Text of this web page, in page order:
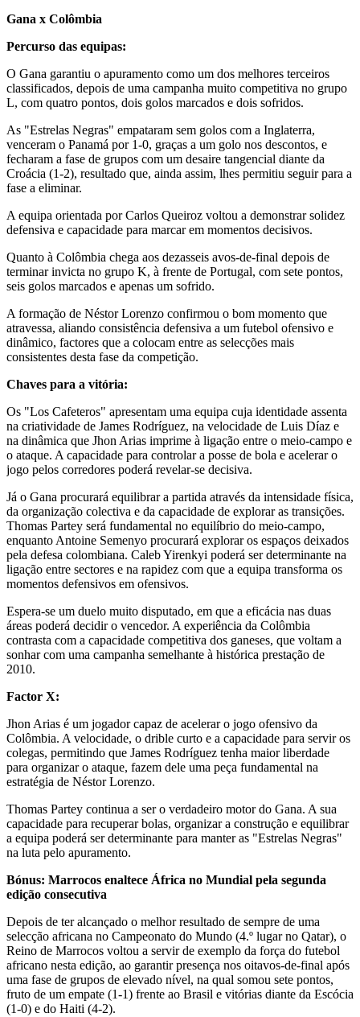
Gana x Colômbia
Percurso das equipas:
O Gana garantiu o apuramento como um dos melhores terceiros
classificados, depois de uma campanha muito competitiva no grupo
L, com quatro pontos, dois golos marcados e dois sofridos.
As "Estrelas Negras" empataram sem golos com a Inglaterra,
venceram o Panamá por 1-0, graças a um golo nos descontos, e
fecharam a fase de grupos com um desaire tangencial diante da
Croácia (1-2), resultado que, ainda assim, lhes permitiu seguir para a
fase a eliminar.
A equipa orientada por Carlos Queiroz voltou a demonstrar solidez
defensiva e capacidade para marcar em momentos decisivos.
Quanto à Colômbia chega aos dezasseis avos-de-final depois de
terminar invicta no grupo K, à frente de Portugal, com sete pontos,
seis golos marcados e apenas um sofrido.
A formação de Néstor Lorenzo confirmou o bom momento que
atravessa, aliando consistência defensiva a um futebol ofensivo e
dinâmico, factores que a colocam entre as selecções mais
consistentes desta fase da competição.
Chaves para a vitória:
Os "Los Cafeteros" apresentam uma equipa cuja identidade assenta
na criatividade de James Rodríguez, na velocidade de Luis Díaz e
na dinâmica que Jhon Arias imprime à ligação entre o meio-campo e
o ataque. A capacidade para controlar a posse de bola e acelerar o
jogo pelos corredores poderá revelar-se decisiva.
Já o Gana procurará equilibrar a partida através da intensidade física,
da organização colectiva e da capacidade de explorar as transições.
Thomas Partey será fundamental no equilíbrio do meio-campo,
enquanto Antoine Semenyo procurará explorar os espaços deixados
pela defesa colombiana. Caleb Yirenkyi poderá ser determinante na
ligação entre sectores e na rapidez com que a equipa transforma os
momentos defensivos em ofensivos.
Espera-se um duelo muito disputado, em que a eficácia nas duas
áreas poderá decidir o vencedor. A experiência da Colômbia
contrasta com a capacidade competitiva dos ganeses, que voltam a
sonhar com uma campanha semelhante à histórica prestação de
2010.
Factor X:
Jhon Arias é um jogador capaz de acelerar o jogo ofensivo da
Colômbia. A velocidade, o drible curto e a capacidade para servir os
colegas, permitindo que James Rodríguez tenha maior liberdade
para organizar o ataque, fazem dele uma peça fundamental na
estratégia de Néstor Lorenzo.
Thomas Partey continua a ser o verdadeiro motor do Gana. A sua
capacidade para recuperar bolas, organizar a construção e equilibrar
a equipa poderá ser determinante para manter as "Estrelas Negras"
na luta pelo apuramento.
Bónus: Marrocos enaltece África no Mundial pela segunda
edição consecutiva
Depois de ter alcançado o melhor resultado de sempre de uma
selecção africana no Campeonato do Mundo (4.º lugar no Qatar), o
Reino de Marrocos voltou a servir de exemplo da força do futebol
africano nesta edição, ao garantir presença nos oitavos-de-final após
uma fase de grupos de elevado nível, na qual somou sete pontos,
fruto de um empate (1-1) frente ao Brasil e vitórias diante da Escócia
(1-0) e do Haiti (4-2).